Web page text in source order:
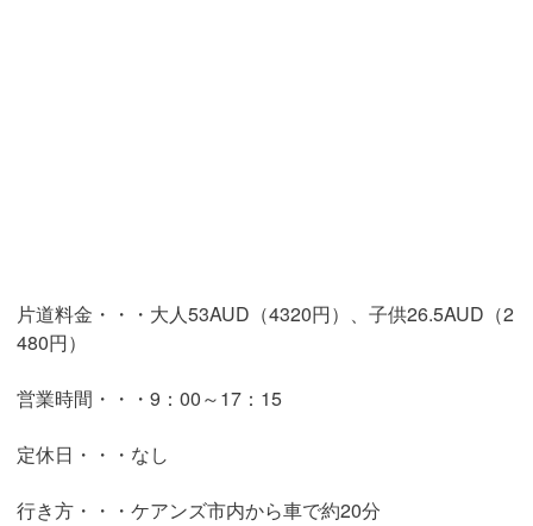
片道料金・・・大人53AUD（4320円）、子供26.5AUD（2
480円）
営業時間・・・9：00～17：15
定休日・・・なし
行き方・・・ケアンズ市内から車で約20分